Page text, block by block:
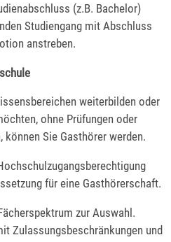
(z.B. Bachelor)
Studiengang mit Abschluss
anstreben.
weiterbilden oder
ohne Prüfungen oder
Sie Gasthörer werden.
für eine Gasthörerschaft.
zur Auswahl.
Zulassungsbeschränkungen und